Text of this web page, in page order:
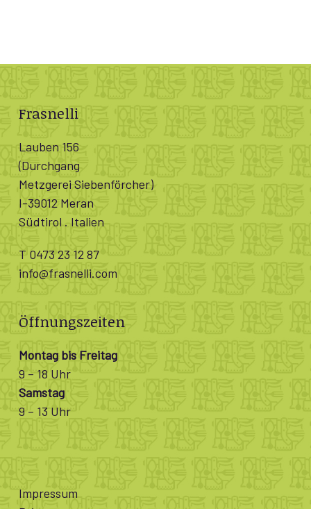
Frasnelli
Lauben 156
(Durchgang
Metzgerei Siebenförcher)
I-39012 Meran
Südtirol . Italien
T 0473 23 12 87
info@frasnelli.com
Öffnungszeiten
Montag bis Freitag
9 – 18 Uhr
Samstag
9 – 13 Uhr
Impressum